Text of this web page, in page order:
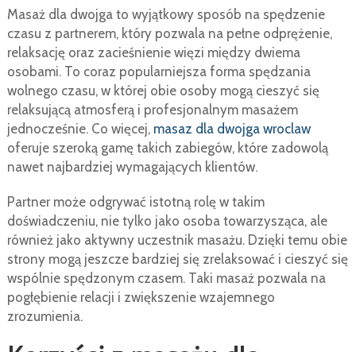
Masaż dla dwojga to wyjątkowy sposób na spędzenie
czasu z partnerem, który pozwala na pełne odprężenie,
relaksację oraz zacieśnienie więzi między dwiema
osobami. To coraz popularniejsza forma spędzania
wolnego czasu, w której obie osoby mogą cieszyć się
relaksującą atmosferą i profesjonalnym masażem
jednocześnie. Co więcej, masaz dla dwojga wroclaw
oferuje szeroką gamę takich zabiegów, które zadowolą
nawet najbardziej wymagających klientów.
Partner może odgrywać istotną rolę w takim
doświadczeniu, nie tylko jako osoba towarzysząca, ale
również jako aktywny uczestnik masażu. Dzięki temu obie
strony mogą jeszcze bardziej się zrelaksować i cieszyć się
wspólnie spędzonym czasem. Taki masaż pozwala na
pogłębienie relacji i zwiększenie wzajemnego
zrozumienia.